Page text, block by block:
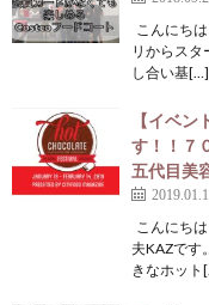
こんにち
リからスタ
し合い基[…]
【イベ
す！！７
五代目美
こんにち
夫KAZです
きなホット